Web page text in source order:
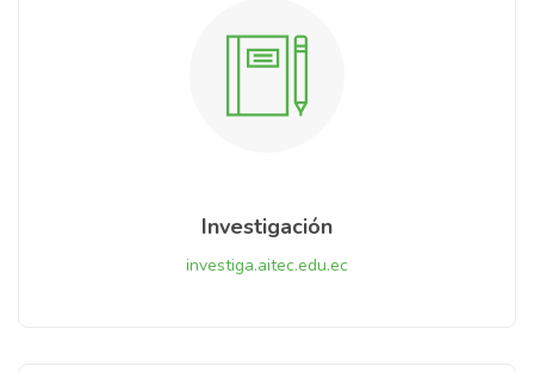
Investigación
investiga.aitec.edu.ec